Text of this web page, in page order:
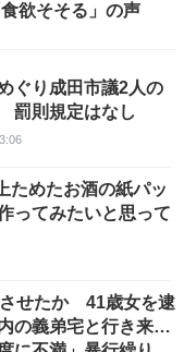
欲そそる」の声
ぐり成田市議2人の
則規定はなし
ためたお酒の紙パッ
ってみたいと思って
せたか 41歳女を逮
の義弟宅と行き来…